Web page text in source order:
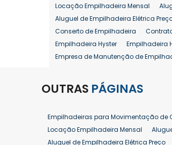
Locação Empilhadeira Mensal
Aluguel de Empilhadeira Elétrica
Conserto de Empilhadeira
Empilhadeira Hyster
Empilhadeira
Empresa de Manutenção de
Manutenção em Empilhadeiras
Reforma de Empilhadeira
Aluguel de Empilhadeira 25 ton
Venda Empilhadeiras 25 ton
OUTRAS PÁGINAS
Empilhadeiras para Movimentação de
Locação Empilhadeira Mensal
Aluguel de Empilhadeira Elétrica Preço